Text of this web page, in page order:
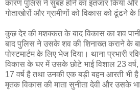
कारण पुलिस ने सुबह होने का इंतजार किया
गोताखोरों और ग्रामीणों को विकास को ढूंढने के
कुछ देर की मशक्कत के बाद विकास का शव
बाद पुलिस ने उसके शव की शिनाख्त कराने के
पोस्टमार्टम के लिए भेज दिया। थाना प्रभारी
विकास के घर में उसके छोटे भाई विशाल 23
17 वर्ष है तथा उनकी एक बड़ी बहन आरती भी है
मृतक विकास की माता सुनीता देवी और उसके